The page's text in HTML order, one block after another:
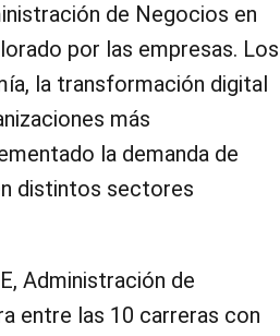
de Negocios en
por las empresas. Los
la transformación digital
más
la demanda de
distintos sectores
Administración de
entre las 10 carreras con